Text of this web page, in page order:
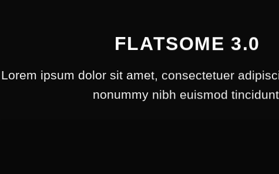
FLATSOME 3.0
Lorem ipsum dolor sit amet, consectetuer
nonummy nibh euismod